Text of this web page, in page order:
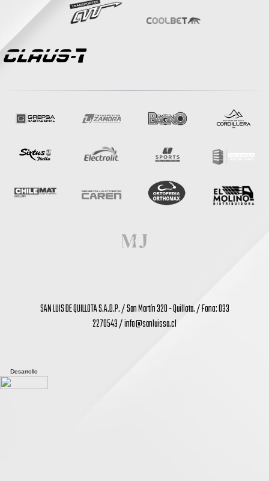
SAN LUIS DE QUILLOTA S.A.D.P. / San Martín 320 - Quillota. / Fono: 033
2270543 /info@sanluissa.cl
Desarrollo